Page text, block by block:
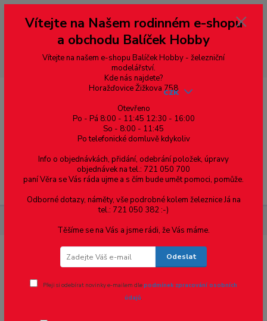
--- pro zákazníky ze Slovenska a jiných zemí, pokud chcete platit v eurech
přepněte si e-shop na euro 💶 pro přepočet měny - pravý horní roh ---
dobírky – pokud si z nějakého důvodu zásilku nevyzvednete, bude po
domluvě zaslána znovu s opětovnou platbou za poštovné, v opačném
případě bude zrušena a účet přidán na blacklist a rušeny následující
objednávky.
Menu
CZK
Štěrk - H0 - Rezavý - Polák 5413
Vítejte na Našem rodinném e-shopu
a obchodu Balíček Hobby
Vítejte na našem e-shopu Balíček Hobby - železniční
modelářství.
Kde nás najdete?
Horažďovice Žižkova 758
Otevřeno
Po - Pá 8:00 - 11:45 12:30 - 16:00
So - 8:00 - 11:45
Po telefonické domluvě kdykoliv
Info o objednávkách, přidání, odebrání položek, úpravy
objednávek na tel.: 721 050 700
paní Věra se Vás ráda ujme a s čím bude umět pomoci, pomůže.
Odborné dotazy, náměty, vše podrobné kolem železnice Já na
tel.: 721 050 382 :-)
Těšíme se na Vás a jsme rádi, že Vás máme.
Odeslat
Přeji si odebírat novinky e-mailem dlepodmínek zpracování osobních
údajů.